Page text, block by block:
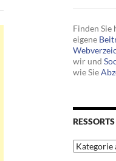
Finden Sie
eigene
wir und
wie Sie
Ressorts
&